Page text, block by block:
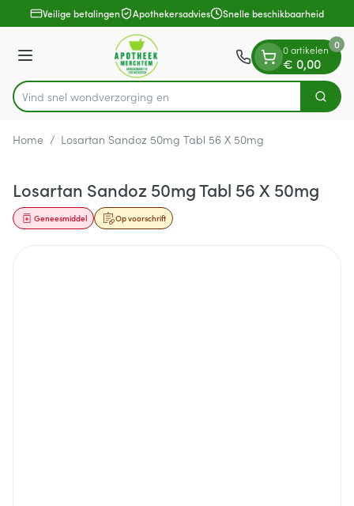
Ga naar de inhoud
1 van 1Veilige betalingen Apothekersadvies Snelle beschikbaarheid
Menu
Product, merk, categorie...
Vind snel wondverz Zoek
0 artikelen
€ 0,00
0
Home / Losartan Sandoz 50mg Tabl 56 X 50mg
Losartan Sandoz 50mg Tabl 56 X 50mg
Op voorschrift
Geneesmiddel